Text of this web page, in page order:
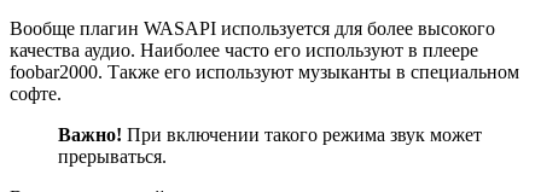
Вообще плагин WASAPI используется для более высокого
качества аудио. Наиболее часто его используют в плеере
foobar2000. Также его используют музыканты в специальном
софте.
Важно! При включении такого режима звук может
прерываться.